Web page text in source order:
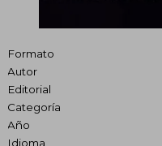
Formato
Autor
Editorial
Categoría
Año
Idioma